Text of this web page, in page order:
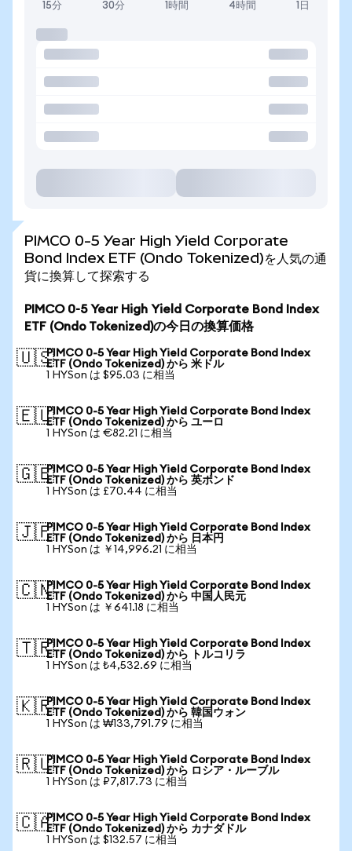
15分 30分 1時間 4時間 1日
PIMCO 0-5 Year High Yield Corporate
Bond Index ETF (Ondo Tokenized)を人気の通
貨に換算して探索する
PIMCO 0-5 Year High Yield Corporate Bond Index
ETF (Ondo Tokenized)の今日の換算価格
🇺🇸PIMCO 0-5 Year High Yield Corporate Bond Index
ETF (Ondo Tokenized) から 米ドル
1 HYSon は $95.03 に相当
🇪🇺PIMCO 0-5 Year High Yield Corporate Bond Index
ETF (Ondo Tokenized) から ユーロ
1 HYSon は €82.21 に相当
🇬🇧PIMCO 0-5 Year High Yield Corporate Bond Index
ETF (Ondo Tokenized) から 英ポンド
1 HYSon は £70.44 に相当
🇯🇵PIMCO 0-5 Year High Yield Corporate Bond Index
ETF (Ondo Tokenized) から 日本円
1 HYSon は ￥14,996.21 に相当
🇨🇳PIMCO 0-5 Year High Yield Corporate Bond Index
ETF (Ondo Tokenized) から 中国人民元
1 HYSon は ￥641.18 に相当
🇹🇷PIMCO 0-5 Year High Yield Corporate Bond Index
ETF (Ondo Tokenized) から トルコリラ
1 HYSon は ₺4,532.69 に相当
🇰🇷PIMCO 0-5 Year High Yield Corporate Bond Index
ETF (Ondo Tokenized) から 韓国ウォン
1 HYSon は ₩133,791.79 に相当
🇷🇺PIMCO 0-5 Year High Yield Corporate Bond Index
ETF (Ondo Tokenized) から ロシア・ルーブル
1 HYSon は ₽7,817.73 に相当
🇨🇦PIMCO 0-5 Year High Yield Corporate Bond Index
ETF (Ondo Tokenized) から カナダドル
1 HYSon は $132.57 に相当